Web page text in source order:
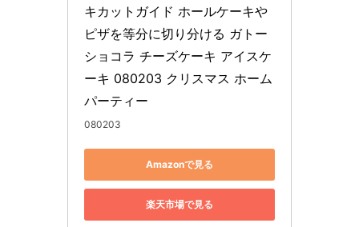
キカットガイド ホールケーキや
ピザを等分に切り分ける ガトー
ショコラ チーズケーキ アイスケ
ーキ 080203 クリスマス ホーム
パーティー
080203
Amazonで見る
楽天市場で見る